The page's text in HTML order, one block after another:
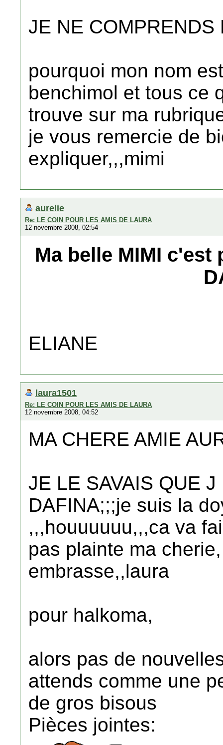
JE NE COMPRENDS
pourquoi mon nom
benchimol et tous ce
trouve sur ma
je vous remercie de
expliquer,,,mimi
aurelie
Re: LE COIN POUR LES AMIS DE LAURA
12 novembre 2008, 02:54
Ma belle MIMI c'est
ELIANE
laura1501
Re: LE COIN POUR LES AMIS DE LAURA
12 novembre 2008, 04:52
MA CHERE AMIE
JE LE SAVAIS QUE
DAFINA;;;je suis la
,,,houuuuuu,,,ca va
pas plainte ma
embrasse,,laura
pour halkoma,
alors pas de
attends comme une
de gros bisous
Pièces jointes: